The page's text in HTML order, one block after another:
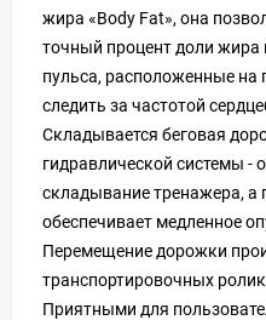
жира «Body Fat», она
точный процент доли жира
пульса, расположенные на
следить за частотой
Складывается беговая
гидравлической системы -
складывание тренажера, а
обеспечивает медленное
Перемещение дорожки
транспортировочных
Приятными для